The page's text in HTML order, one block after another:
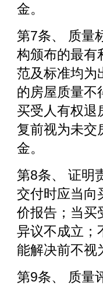
金。
第7条、 质量
构颁布的最有
范及标准均为
的房屋质量不
买受人有权退
复前视为未交
金。
第8条、 证明
交付时应当向
价报告；当买
异议不成立；
能解决前不视
第9条、 质量